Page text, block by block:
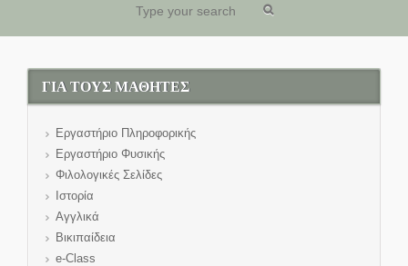
ΓΙΑ ΤΟΥΣ ΜΑΘΗΤΕΣ
Εργαστήριο Πληροφορικής
Εργαστήριο Φυσικής
Φιλολογικές Σελίδες
Ιστορία
Αγγλικά
Βικιπαίδεια
e-Class